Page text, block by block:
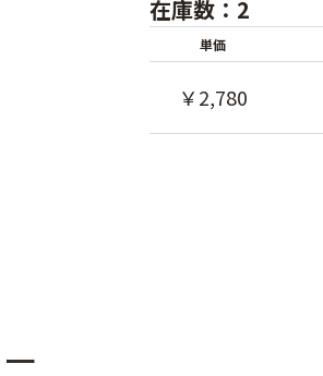
在庫数：2
単価
￥2,780